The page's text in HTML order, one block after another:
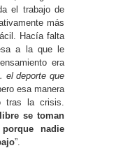
el trabajo de
más
Hacía falta
a la que le
era
el deporte que
esa manera
tras la crisis.
se toman
nadie
”.